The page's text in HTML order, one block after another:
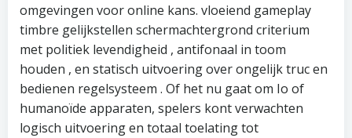
omgevingen voor online kans. vloeiend gameplay
timbre gelijkstellen schermachtergrond criterium
met politiek levendigheid , antifonaal in toom
houden , en statisch uitvoering over ongelijk truc en
bedienen regelsysteem . Of het nu gaat om Io of
humanoïde apparaten, spelers kont verwachten
logisch uitvoering en totaal toelating tot